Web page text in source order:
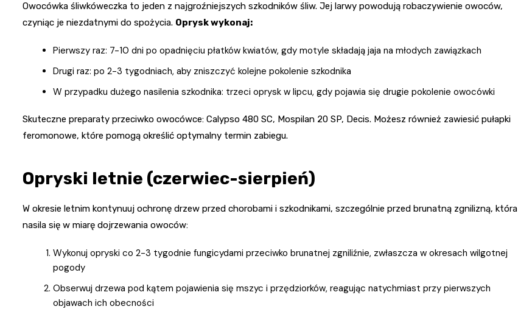
Owocówka śliwkóweczka to jeden z najgroźniejszych szkodników śliw. Jej larwy powodują robaczywienie owoców,
czyniąc je niezdatnymi do spożycia. Oprysk wykonaj:
Pierwszy raz: 7-10 dni po opadnięciu płatków kwiatów, gdy motyle składają jaja na młodych zawiązkach
Drugi raz: po 2-3 tygodniach, aby zniszczyć kolejne pokolenie szkodnika
W przypadku dużego nasilenia szkodnika: trzeci oprysk w lipcu, gdy pojawia się drugie pokolenie owocówki
Skuteczne preparaty przeciwko owocówce: Calypso 480 SC, Mospilan 20 SP, Decis. Możesz również zawiesić pułapki
feromonowe, które pomogą określić optymalny termin zabiegu.
Opryski letnie (czerwiec-sierpień)
W okresie letnim kontynuuj ochronę drzew przed chorobami i szkodnikami, szczególnie przed brunatną zgnilizną, która
nasila się w miarę dojrzewania owoców:
Wykonuj opryski co 2-3 tygodnie fungicydami przeciwko brunatnej zgniliźnie, zwłaszcza w okresach wilgotnej
pogody
Obserwuj drzewa pod kątem pojawienia się mszyc i przędziorków, reagując natychmiast przy pierwszych
objawach ich obecności